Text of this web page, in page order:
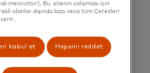
mevcuttur). Bu, sitenin çalışması için
olanlar dışında bazı veya tüm Çerezleri
kabul et Hepsini reddet